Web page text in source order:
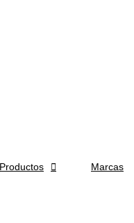
Productos  Marcas